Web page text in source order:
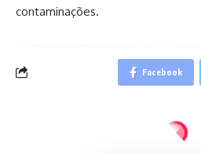
contaminações.
Facebook